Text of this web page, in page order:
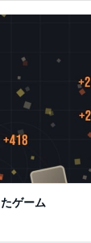
ゲーム